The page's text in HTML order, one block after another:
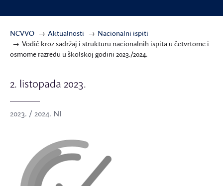
NCVVO Aktualnosti
Nacionalni ispiti
Vodič kroz sadržaj i strukturu nacionalnih ispita u četvrtome i
osmome razredu u školskoj godini 2023./2024.
2. listopada 2023.
2023. / 2024. NI